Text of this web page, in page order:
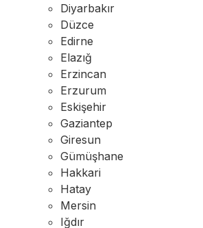
Diyarbakır
Düzce
Edirne
Elazığ
Erzincan
Erzurum
Eskişehir
Gaziantep
Giresun
Gümüşhane
Hakkari
Hatay
Mersin
Iğdır